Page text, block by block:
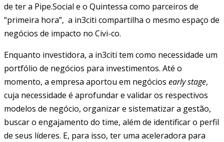
de ter a Pipe.Social e o Quintessa como parceiros de
“primeira hora”, a in3citi compartilha o mesmo espaço de
negócios de impacto no Civi-co.
Enquanto investidora, a in3citi tem como necessidade um
portfólio de negócios para investimentos. Até o
momento, a empresa aportou em negócios early stage,
cuja necessidade é aprofundar e validar os respectivos
modelos de negócio, organizar e sistematizar a gestão,
buscar o engajamento do time, além de identificar o perfil
de seus líderes. E, para isso, ter uma aceleradora para